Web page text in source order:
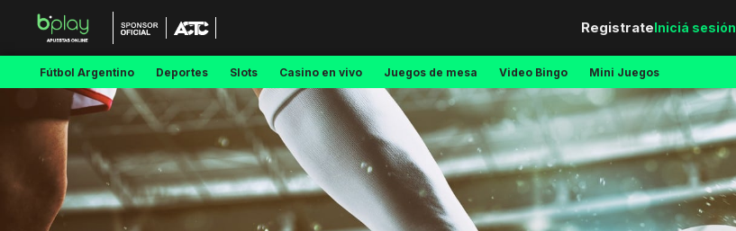
RegistrateIniciá sesión
Fútbol Argentino Deportes Slots Casino en vivo Juegos de mesa Video Bingo Mini Juegos